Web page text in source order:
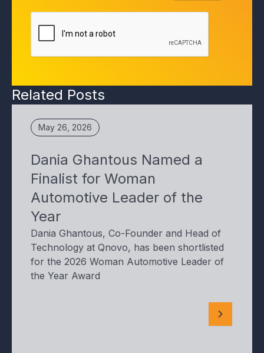
Related Posts
May 26, 2026
Dania Ghantous Named a
Finalist for Woman
Automotive Leader of the
Year
Dania Ghantous, Co-Founder and Head of
Technology at Qnovo, has been shortlisted
for the 2026 Woman Automotive Leader of
the Year Award